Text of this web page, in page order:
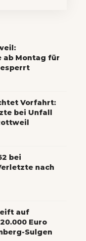
ab Montag für
Vorfahrt:
bei Unfall
bei
nach
auf
Euro
Sulgen